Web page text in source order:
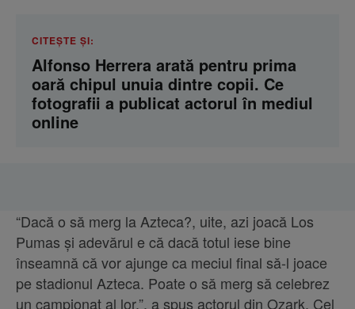
CITEȘTE ȘI:
Alfonso Herrera arată pentru prima
oară chipul unuia dintre copii. Ce
fotografii a publicat actorul în mediul
online
“Dacă o să merg la Azteca?, uite, azi joacă Los
Pumas și adevărul e că dacă totul iese bine
înseamnă că vor ajunge ca meciul final să-l joace
pe stadionul Azteca. Poate o să merg să celebrez
un campionat al lor.”, a spus actorul din Ozark. Cel